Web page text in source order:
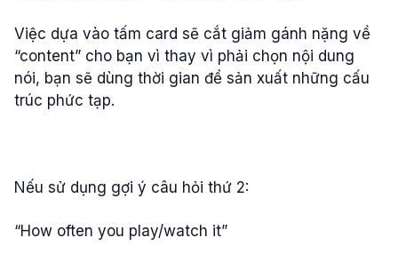
Việc dựa vào tấm card sẽ cắt giảm gánh nặng về
“content” cho bạn vì thay vì phải chọn nội dung
nói, bạn sẽ dùng thời gian để sản xuất những cấu
trúc phức tạp.
Nếu sử dụng gợi ý câu hỏi thứ 2:
“How often you play/watch it”